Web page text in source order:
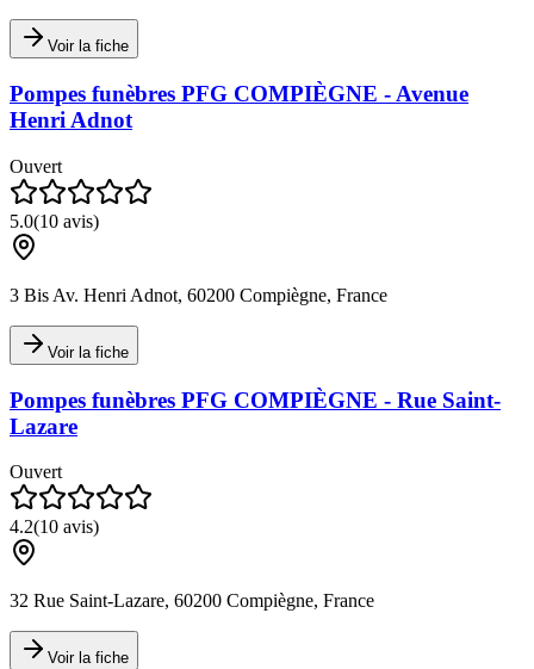
Voir la fiche
Pompes funèbres PFG COMPIÈGNE - Avenue
Henri Adnot
Ouvert
5.0(10 avis)
3 Bis Av. Henri Adnot, 60200 Compiègne, France
Voir la fiche
Pompes funèbres PFG COMPIÈGNE - Rue Saint-
Lazare
Ouvert
4.2(10 avis)
32 Rue Saint-Lazare, 60200 Compiègne, France
Voir la fiche